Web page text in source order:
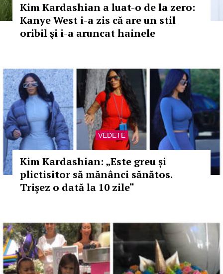
Kim Kardashian a luat-o de la zero:
Kanye West i-a zis că are un stil
oribil şi i-a aruncat hainele
VEDETE
Kim Kardashian: „Este greu și
plictisitor să mănânci sănătos.
Trișez o dată la 10 zile“